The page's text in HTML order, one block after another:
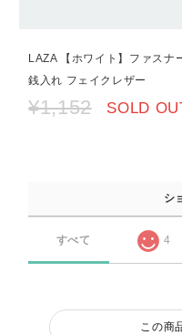
LAZA 【ホワイト】ファス
銭入れ フェイクレザー
¥1,152 SOLD
シ
すべて 4
この商